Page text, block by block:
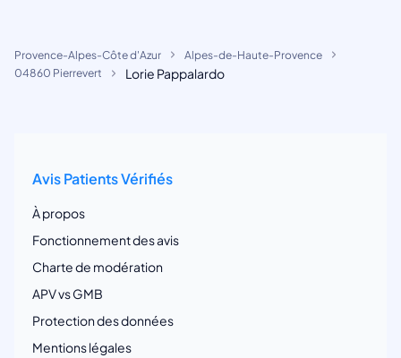
Provence-Alpes-Côte d'Azur
Alpes-de-Haute-Provence
04860 Pierrevert
Lorie Pappalardo
Avis Patients Vérifiés
À propos
Fonctionnement des avis
Charte de modération
APV vs GMB
Protection des données
Mentions légales